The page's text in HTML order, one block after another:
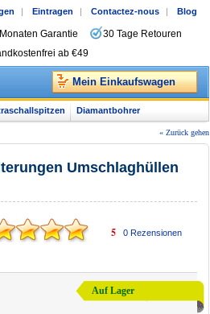
| Eintragen | Contactez-nous | Blog
Garantie
30 Tage Retouren
ab €49
Mein Einkaufswagen
Diamantbohrer
« Zurück gehen
Umschlaghüllen
5 0Rezensionen
Auf Lager